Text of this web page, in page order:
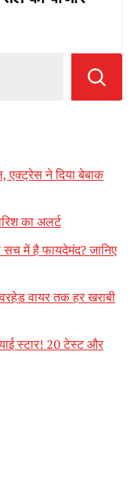
एक्ट्रेस ने दिया बेबाक
का अलर्ट
में है फायदेमंद? जानिए
वायर तक हर खराबी
स्टार! 20 टेस्ट और